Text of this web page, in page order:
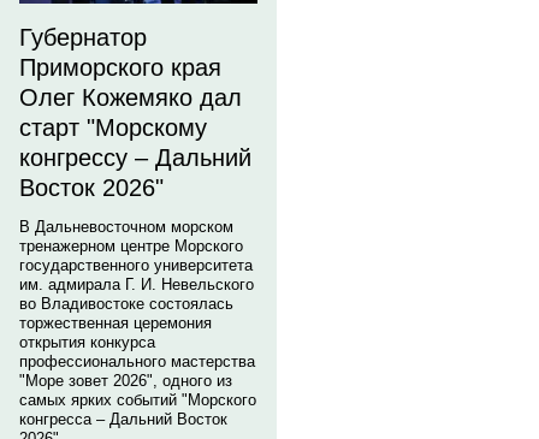
Губернатор
Приморского края
Олег Кожемяко дал
старт "Морскому
конгрессу – Дальний
Восток 2026"
В Дальневосточном морском
тренажерном центре Морского
государственного университета
им. адмирала Г. И. Невельского
во Владивостоке состоялась
торжественная церемония
открытия конкурса
профессионального мастерства
"Море зовет 2026", одного из
самых ярких событий "Морского
конгресса – Дальний Восток